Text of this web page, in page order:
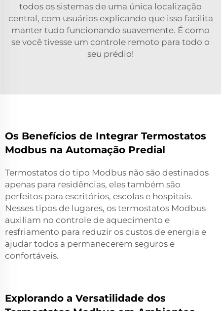
todos os sistemas de uma única localização
central, com usuários explicando que isso facilita
manter tudo funcionando suavemente. É como
se você tivesse um controle remoto para todo o
seu prédio!
Os Benefícios de Integrar Termostatos
Modbus na Automação Predial
Termostatos do tipo Modbus não são destinados
apenas para residências, eles também são
perfeitos para escritórios, escolas e hospitais.
Nesses tipos de lugares, os termostatos Modbus
auxiliam no controle de aquecimento e
resfriamento para reduzir os custos de energia e
ajudar todos a permanecerem seguros e
confortáveis.
Explorando a Versatilidade dos